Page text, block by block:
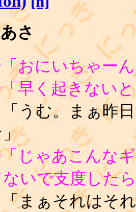
さ
おにいちゃー
「早く起きな
うむ。まぁ昨
じゃあこんな
ないで支度した
まぁそれはそれ